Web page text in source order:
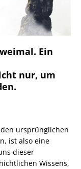
Ein
nur, um
ursprünglichen
ist also eine
dieser
Wissens,